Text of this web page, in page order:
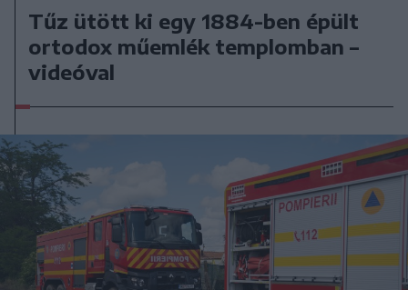
Tűz ütött ki egy 1884-ben épült
ortodox műemlék templomban –
videóval